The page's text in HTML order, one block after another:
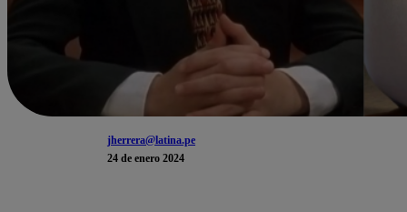
jherrera@latina.pe
24 de enero 2024